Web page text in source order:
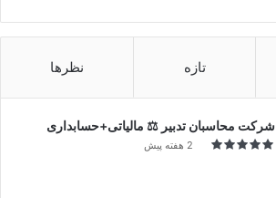
تازه نظرها
شرکت محاسبان تدبیر ⚖️ مالیاتی+حسابداری
2 هفته پیش